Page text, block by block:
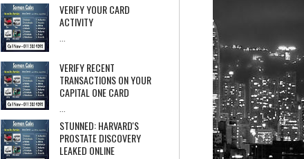
Stream May End At Any Time ★★★★★ Over
71...
VERIFY YOUR CARD
ACTIVITY
VERIFY RECENT
TRANSACTIONS ON YOUR
CAPITAL ONE CARD
STUNNED: HARVARD'S
PROSTATE DISCOVERY
LEAKED ONLINE